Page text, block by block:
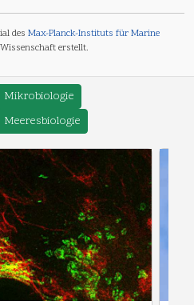
des Max-Planck-Instituts für Marine
erstellt.
Mikrobiologie
Meeresbiologie